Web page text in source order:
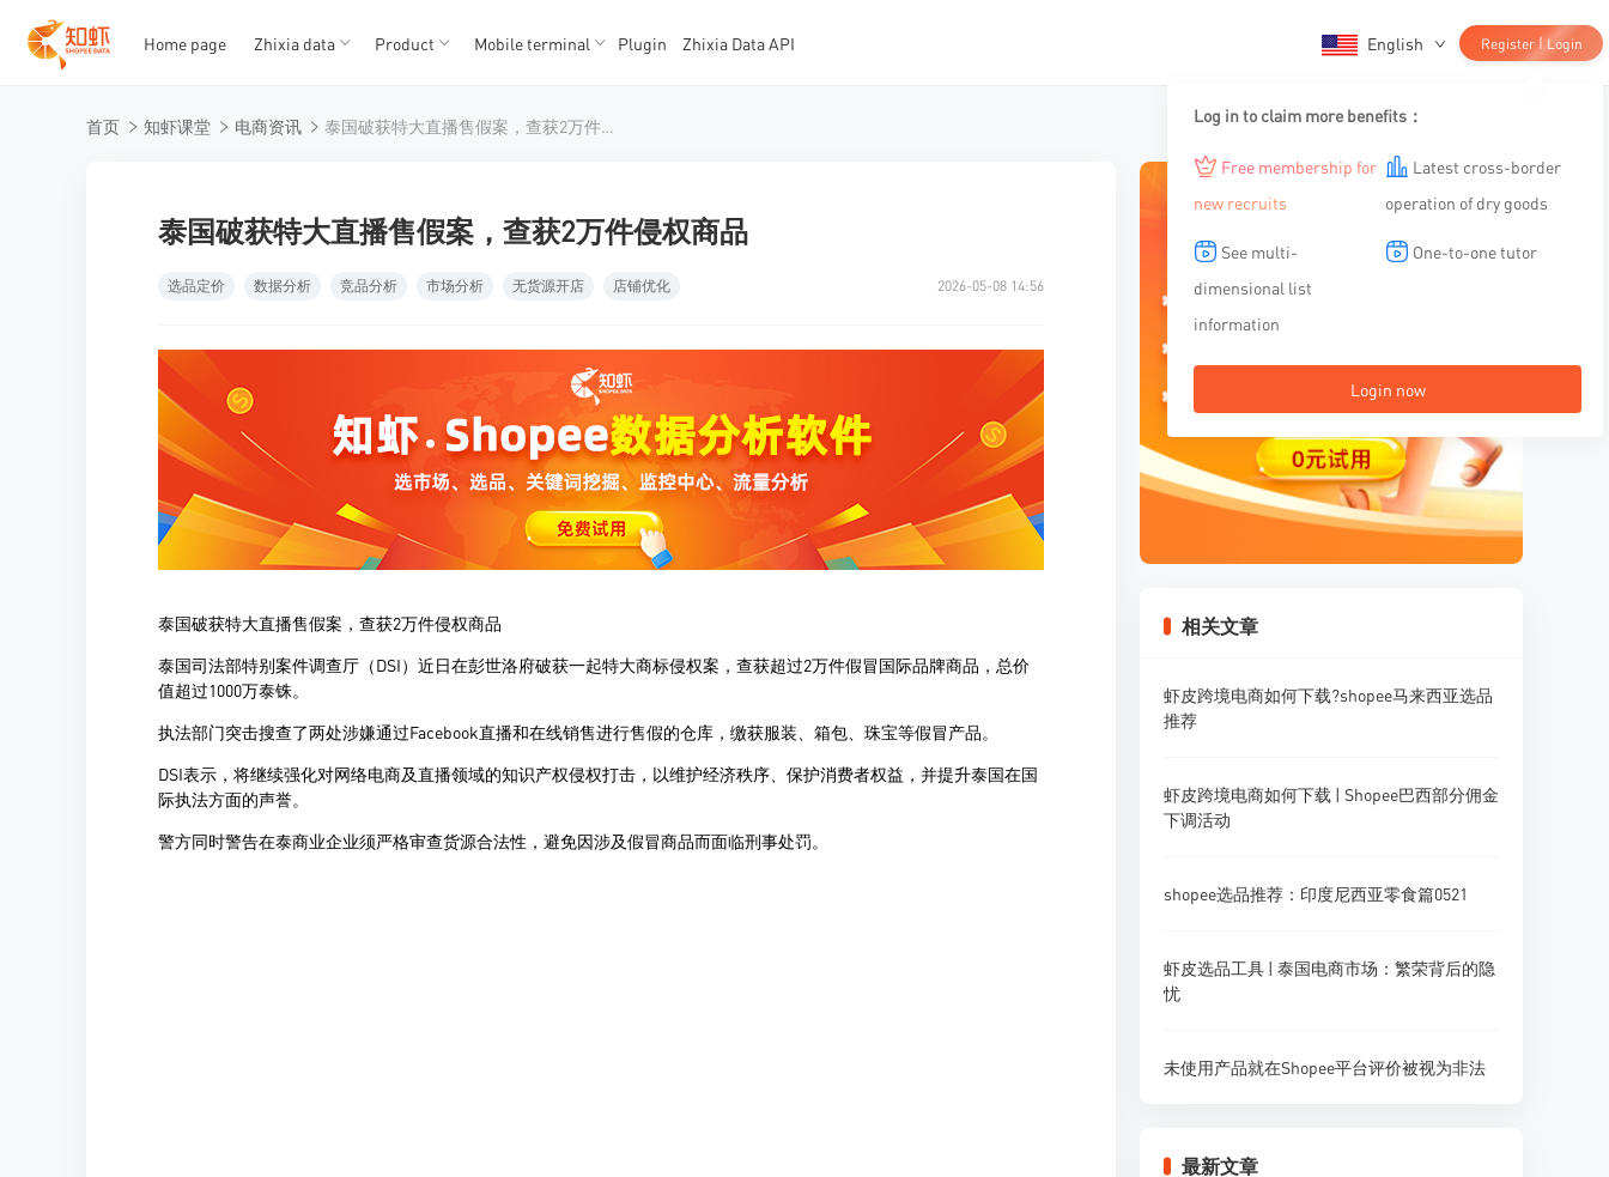
TK数据
TK数据
Home page Zhixia data Product Mobile terminal Plugin Zhixia Data API English Register | Login
Log in to claim more benefits：
Free membership for
new recruits
Latest cross-border
operation of dry goods
See multi-
dimensional list
information
One-to-one tutor
Login now
首页 知虾课堂 电商资讯 泰国破获特大直播售假案，查获2万件侵权商品
泰国破获特大直播售假案，查获2万件侵权商品
选品定价 数据分析 竞品分析 市场分析 无货源开店 店铺优化 2026-05-08 14:56
相关文章
虾皮跨境电商如何下载?shopee马来西亚选品
推荐
虾皮跨境电商如何下载 | Shopee巴西部分佣金
下调活动
shopee选品推荐：印度尼西亚零食篇0521
虾皮选品工具 | 泰国电商市场：繁荣背后的隐
忧
未使用产品就在Shopee平台评价被视为非法
最新文章